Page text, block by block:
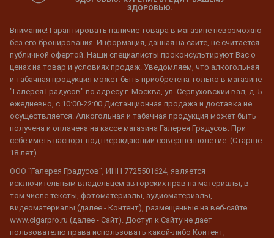
ЗДОРОВЬЮ.
Внимание! Гарантировать наличие товара в магазине невозможно
без его бронирования. Информация, данная на сайте, не считается
публичной офертой. Наши специалисты проконсультируют Вас о
ценах на товар и условиях продаж. Уведомляем, что алкогольная
и табачная продукция может быть приобретена только в магазине
"Галерея Градусов" по адресу г. Москва, ул. Серпуховский вал, д. 5
ежедневно, с 10:00-22:00 Дистанционная продажа и доставка не
осуществляется. Алкогольная и табачная продукция может быть
получена и оплачена на кассе магазина Галерея Градусов. При
себе иметь паспорт подтверждающий совершеннолетие. (Старше
18 лет)
ООО "Галерея Градусов", ИНН 7725501624, является
исключительным владельцем авторских прав на материалы, в
том числе тексты, фотоматериалы, аудиоматериалы,
видеоматериалы (далее - Контент), размещенные на веб-сайте
www.cigarpro.ru (далее - Сайт). Доступ к Сайту не дает
пользователю права использовать какой-либо Контент,